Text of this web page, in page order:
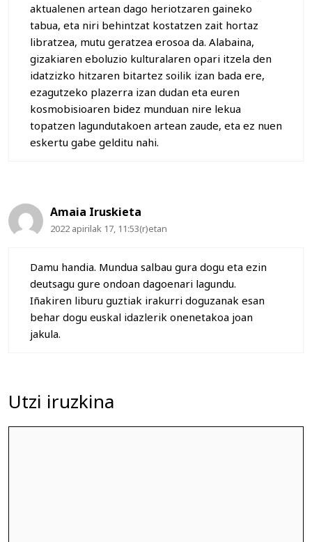
aktualenen artean dago heriotzaren gaineko
tabua, eta niri behintzat kostatzen zait hortaz
libratzea, mutu geratzea erosoa da. Alabaina,
gizakiaren eboluzio kulturalaren opari itzela den
idatzizko hitzaren bitartez soilik izan bada ere,
ezagutzeko plazerra izan dudan eta euren
kosmobisioaren bidez munduan nire lekua
topatzen lagundutakoen artean zaude, eta ez nuen
eskertu gabe gelditu nahi.
Amaia Iruskieta
2022 apirilak 17, 11:53(r)etan
Damu handia. Mundua salbau gura dogu eta ezin
deutsagu gure ondoan dagoenari lagundu.
Iñakiren liburu guztiak irakurri doguzanak esan
behar dogu euskal idazlerik onenetakoa joan
jakula.
Utzi iruzkina